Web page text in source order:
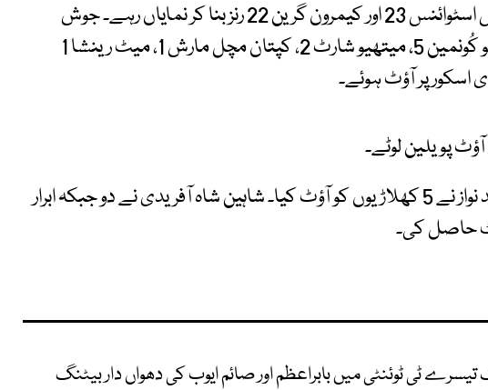
کینگروز کی جانب سے مارکس اسٹوائنس 23 اور کیمرون گرین 22 رنز بنا کر نمایاں رہے۔ جوش
فلیپی 14، مچل اوون 8،میتھیو کُونمین 5، میتھیو شارٹ 2، کپتان مچل مارش 1، میٹ رینشا 1
پاکستان کی جانب سے محمد نواز نے 5 کھلاڑیوں کو آؤٹ کیا۔ شاہین شاہ آفریدی نے دو جبکہ ابرار
تیسرے ٹی ٹوئنٹی میں بابراعظم اور صائم ایوب کی دھواں دار بیٹنگ